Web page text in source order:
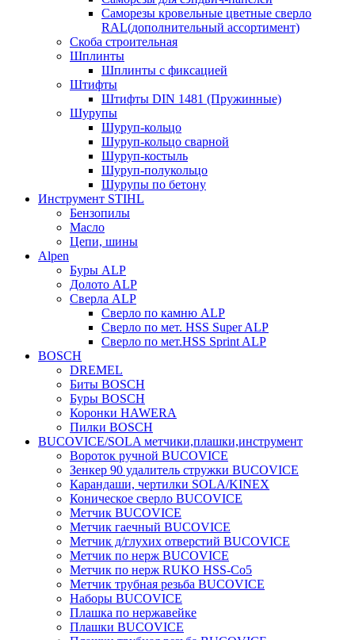
Саморезы кровельные цветные сверло
RAL(дополнительный ассортимент)
Скоба строительная
Шплинты
Шплинты с фиксацией
Штифты
Штифты DIN 1481 (Пружинные)
Шурупы
Шуруп-кольцо
Шуруп-кольцо сварной
Шуруп-костыль
Шуруп-полукольцо
Шурупы по бетону
Инструмент STIHL
Бензопилы
Масло
Цепи, шины
Alpen
Буры ALP
Долото ALP
Сверла ALP
Сверло по камню ALP
Сверло по мет. HSS Super ALP
Сверло по мет.HSS Sprint ALP
BOSCH
DREMEL
Биты BOSCH
Буры BOSCH
Коронки HAWERA
Пилки BOSCH
BUCOVICE/SOLA метчики,плашки,инструмент
Вороток ручной BUCOVICE
Зенкер 90 удалитель стружки BUCOVICE
Карандаши, чертилки SOLA/KINEX
Коническое сверло BUCOVICE
Метчик BUCOVICE
Метчик гаечный BUCOVICE
Метчик д/глухих отверстий BUCOVICE
Метчик по нерж BUCOVICE
Метчик по нерж RUKO HSS-Co5
Метчик трубная резьба BUCOVICE
Наборы BUCOVICE
Плашка по нержавейке
Плашки BUCOVICE